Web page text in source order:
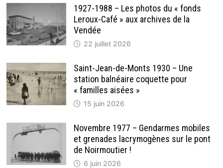
1927-1988 – Les photos du « fonds
Leroux-Café » aux archives de la
Vendée
22 juillet 2026
Saint-Jean-de-Monts 1930 – Une
station balnéaire coquette pour
« familles aisées »
15 juin 2026
Novembre 1977 – Gendarmes mobiles
et grenades lacrymogènes sur le pont
de Noirmoutier !
6 juin 2026